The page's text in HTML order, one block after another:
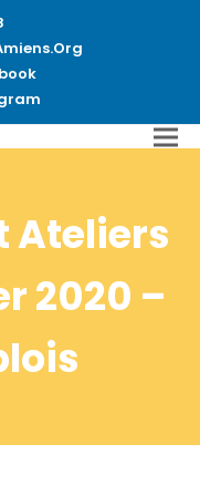
Ateliers
2020 –